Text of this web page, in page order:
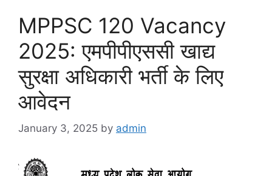
MPPSC 120 Vacancy
2025: एमपीपीएससी खाद्य
सुरक्षा अधिकारी भर्ती के लिए
आवेदन
January 3, 2025 by admin